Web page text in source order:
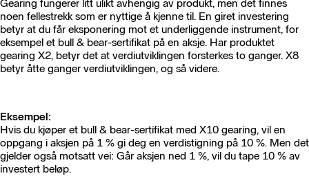
Gearing fungerer litt ulikt avhengig av produkt, men det finnes
noen fellestrekk som er nyttige å kjenne til. En giret investering
betyr at du får eksponering mot et underliggende instrument, for
eksempel et bull & bear-sertifikat på en aksje. Har produktet
gearing X2, betyr det at verdiutviklingen forsterkes to ganger. X8
betyr åtte ganger verdiutviklingen, og så videre.
Eksempel:
Hvis du kjøper et bull & bear-sertifikat med X10 gearing, vil en
oppgang i aksjen på 1 % gi deg en verdistigning på 10 %. Men det
gjelder også motsatt vei: Går aksjen ned 1 %, vil du tape 10 % av
investert beløp.